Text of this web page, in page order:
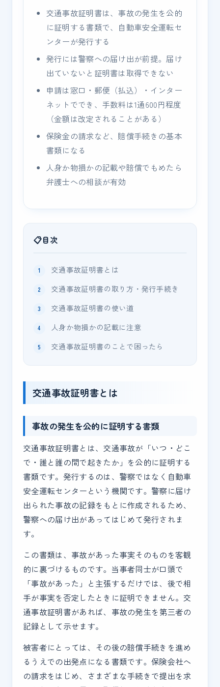
交通事故証明書は、事故の発生を公的
に証明する書類で、自動車安全運転セ
ンターが発行する
発行には警察への届け出が前提。届け
出ていないと証明書は取得できない
申請は窓口・郵便（払込）・インター
ネットででき、手数料は1通600円程度
（金額は改定されることがある）
保険金の請求など、賠償手続きの基本
書類になる
人身か物損かの記載や賠償でもめたら
弁護士への相談が有効
目次
交通事故証明書とは
交通事故証明書の取り方・発行手続き
交通事故証明書の使い道
人身か物損かの記載に注意
交通事故証明書のことで困ったら
交通事故証明書とは
事故の発生を公的に証明する書類
交通事故証明書とは、交通事故が「いつ・どこ
で・誰と誰の間で起きたか」を公的に証明する
書類です。発行するのは、警察ではなく自動車
安全運転センターという機関です。警察に届け
出られた事故の記録をもとに作成されるため、
警察への届け出があってはじめて発行されま
す。
この書類は、事故があった事実そのものを客観
的に裏づけるものです。当事者同士が口頭で
「事故があった」と主張するだけでは、後で相
手が事実を否定したときに証明できません。交
通事故証明書があれば、事故の発生を第三者の
記録として示せます。
被害者にとっては、その後の賠償手続きを進め
るうえでの出発点になる書類です。保険会社へ
の請求をはじめ、さまざまな手続きで提出を求